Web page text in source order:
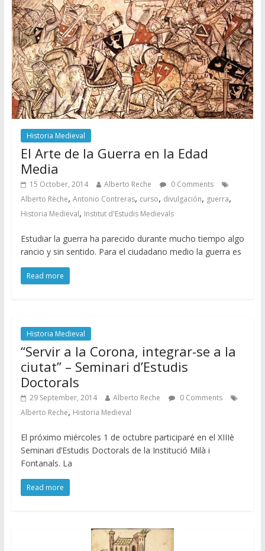
Historia Medieval
El Arte de la Guerra en la Edad
Media
15 October, 2014 Alberto Reche
0 Comments
Alberto Reche, Antonio Contreras, curso, divulgación, guerra,
Historia Medieval, Institut d'Estudis Medievals
Estudiar la guerra ha parecido durante mucho tiempo algo
rancio y sin sentido. Para el ciudadano medio la guerra es
Read more
Historia Medieval
“Servir a la Corona, integrar-se a la
ciutat” – Seminari d’Estudis
Doctorals
29 September, 2014 Alberto Reche
0 Comments
Alberto Reche, Historia Medieval
El próximo miércoles 1 de octubre participaré en el XIIIè
Seminari d’Estudis Doctorals de la Institució Milà i
Fontanals. La
Read more